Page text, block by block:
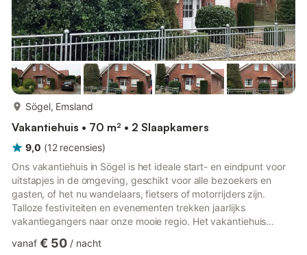
Sögel, Emsland
Vakantiehuis • 70 m² • 2 Slaapkamers
9,0 (12 recensies)
Ons vakantiehuis in Sögel is het ideale start- en eindpunt voor
uitstapjes in de omgeving, geschikt voor alle bezoekers en
gasten, of het nu wandelaars, fietsers of motorrijders zijn.
Talloze festiviteiten en evenementen trekken jaarlijks
vakantiegangers naar onze mooie regio. Het vakantiehuis
bosrand in Sögel, in de directe nabijheid van het jachtslot
vanaf € 50 / nacht